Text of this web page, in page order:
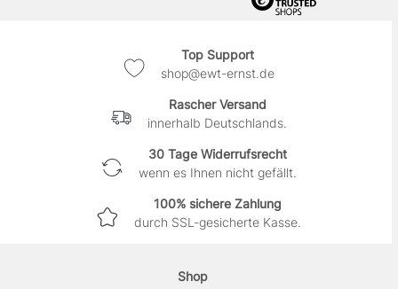
Top Support
shop@ewt-ernst.de
Rascher Versand
innerhalb Deutschlands.
30 Tage Widerrufsrecht
wenn es Ihnen nicht gefällt.
100% sichere Zahlung
durch SSL-gesicherte Kasse.
Shop